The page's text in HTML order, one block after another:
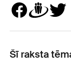
Šī raksta